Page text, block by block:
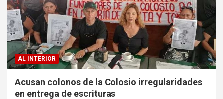
AL INTERIOR
Acusan colonos de la Colosio irregularidades
en entrega de escrituras